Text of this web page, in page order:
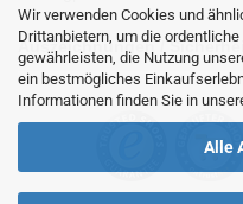
Wir verwenden Cookies und
Drittanbietern, um die
gewährleisten, die Nutzung
ein bestmögliches
Informationen finden Sie in
Alle
Auszeichnungen /